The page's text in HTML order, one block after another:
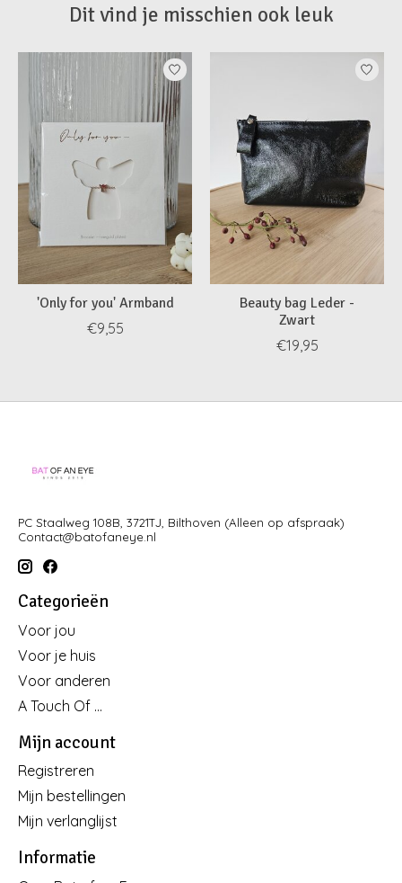
Dit vind je misschien ook leuk
Items van productcarrousel
'Only for you' Armband
€9,55
Beauty bag Leder -
Zwart
€19,95
PC Staalweg 108B, 3721TJ, Bilthoven (Alleen op afspraak)
Contact@batofaneye.nl
Categorieën
Voor jou
Voor je huis
Voor anderen
A Touch Of ...
Mijn account
Registreren
Mijn bestellingen
Mijn verlanglijst
Informatie